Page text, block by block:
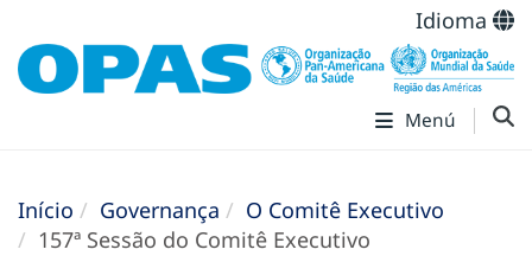
Idioma
Menú
Início Governança
O Comitê Executivo
157ª Sessão do Comitê Executivo